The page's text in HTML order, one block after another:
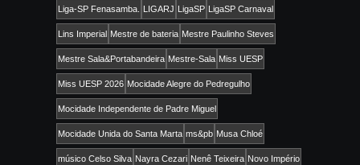
Liga-SP Fenasamba. LIGARJ LigaSP LigaSP Carnaval
Lins Imperial Mestre de bateria Mestre Paulinho Steves
Mestre Sala&Portabandeira Mestre-Sala Miss UESP
Miss UESP 2026 Mocidade Alegre do Pedregulho
Mocidade Independente de Padre Miguel
Mocidade Unida do Santa Marta ms&pb Musa Chloé
músico Celso Silva Nayra Cezari Nenê Teixeira Novo Império